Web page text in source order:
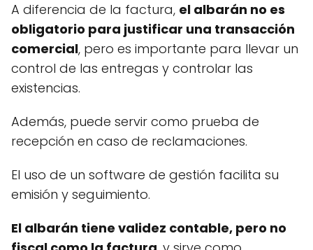
A diferencia de la factura, el albarán no es
obligatorio para justificar una transacción
comercial, pero es importante para llevar un
control de las entregas y controlar las
existencias.
Además, puede servir como prueba de
recepción en caso de reclamaciones.
El uso de un software de gestión facilita su
emisión y seguimiento.
El albarán tiene validez contable, pero no